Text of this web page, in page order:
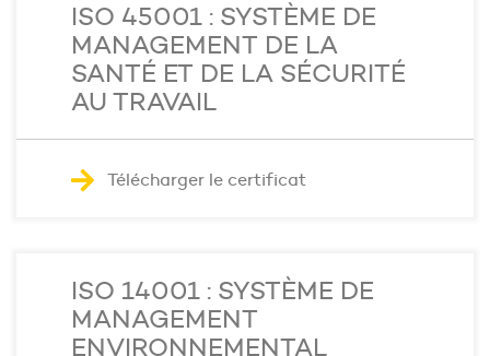
ISO 45001 : SYSTÈME DE
MANAGEMENT DE LA
SANTÉ ET DE LA SÉCURITÉ
AU TRAVAIL
Télécharger le certificat
ISO 14001 : SYSTÈME DE
MANAGEMENT
ENVIRONNEMENTAL